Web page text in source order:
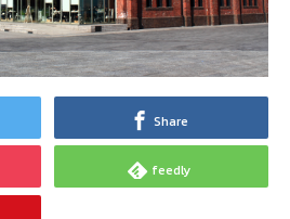
Share
feedly